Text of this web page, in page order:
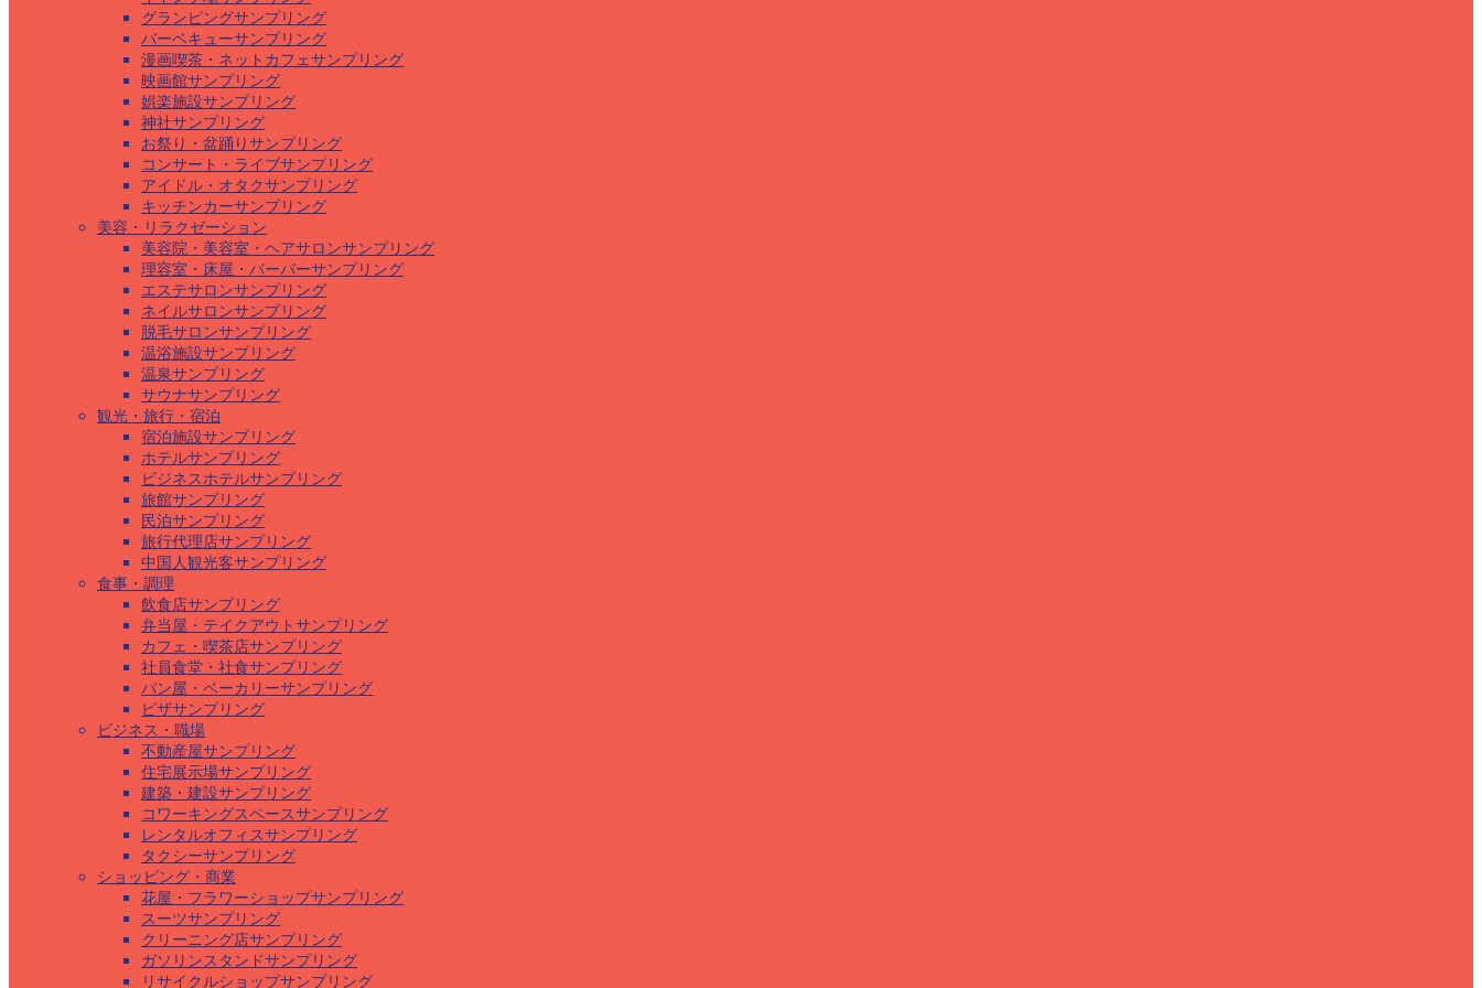
グランピングサンプリング
バーベキューサンプリング
漫画喫茶・ネットカフェサンプリング
映画館サンプリング
娯楽施設サンプリング
神社サンプリング
お祭り・盆踊りサンプリング
コンサート・ライブサンプリング
アイドル・オタクサンプリング
キッチンカーサンプリング
美容・リラクゼーション
美容院・美容室・ヘアサロンサンプリング
理容室・床屋・バーバーサンプリング
エステサロンサンプリング
ネイルサロンサンプリング
脱毛サロンサンプリング
温浴施設サンプリング
温泉サンプリング
サウナサンプリング
観光・旅行・宿泊
宿泊施設サンプリング
ホテルサンプリング
ビジネスホテルサンプリング
旅館サンプリング
民泊サンプリング
旅行代理店サンプリング
中国人観光客サンプリング
食事・調理
飲食店サンプリング
弁当屋・テイクアウトサンプリング
カフェ・喫茶店サンプリング
社員食堂・社食サンプリング
パン屋・ベーカリーサンプリング
ピザサンプリング
ビジネス・職場
不動産屋サンプリング
住宅展示場サンプリング
建築・建設サンプリング
コワーキングスペースサンプリング
レンタルオフィスサンプリング
タクシーサンプリング
ショッピング・商業
花屋・フラワーショップサンプリング
スーツサンプリング
クリーニング店サンプリング
ガソリンスタンドサンプリング
リサイクルショップサンプリング